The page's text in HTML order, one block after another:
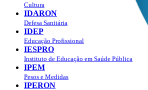
Cultura
IDARON
Defesa Sanitária
IDEP
Educação Profissional
IESPRO
Instituto de Educação em Saúde Pública
IPEM
Pesos e Medidas
IPERON